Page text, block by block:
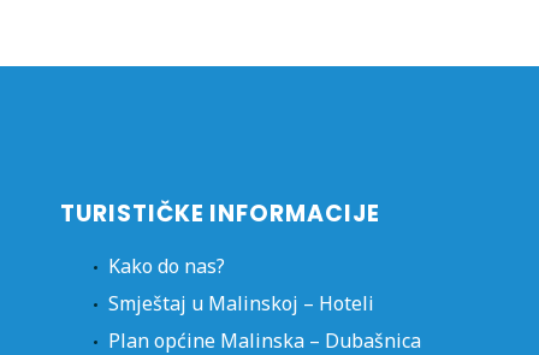
TURISTIČKE INFORMACIJE
Kako do nas?
Smještaj u Malinskoj – Hoteli
Plan općine Malinska – Dubašnica